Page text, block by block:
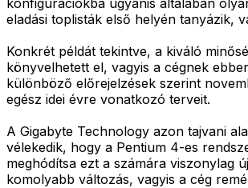
eladási toplisták első helyén tanyázik,
Konkrét példát tekintve, a kiváló
könyvelhetett el, vagyis a cégnek
különböző előrejelzések szerint
egész idei évre vonatkozó terveit.
A Gigabyte Technology azon tajvani
vélekedik, hogy a Pentium 4-es
meghódítsa ezt a számára viszonylag
komolyabb változás, vagyis a cég